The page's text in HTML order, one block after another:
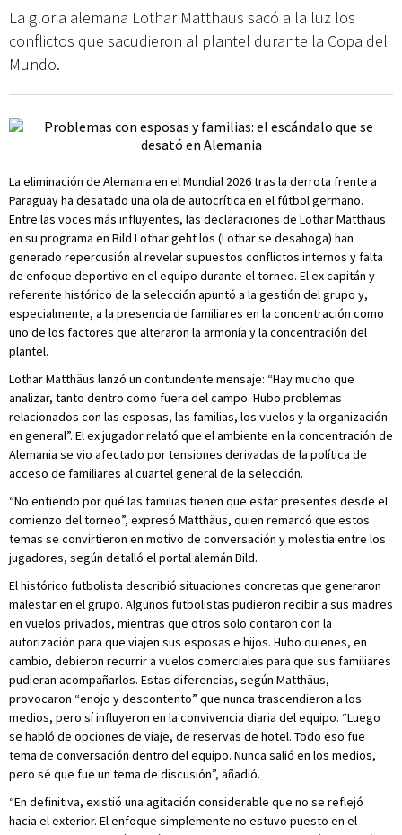
La gloria alemana Lothar Matthäus sacó a la luz los
conflictos que sacudieron al plantel durante la Copa del
Mundo.
La eliminación de Alemania en el Mundial 2026 tras la derrota frente a
Paraguay ha desatado una ola de autocrítica en el fútbol germano.
Entre las voces más influyentes, las declaraciones de Lothar Matthäus
en su programa en Bild Lothar geht los (Lothar se desahoga) han
generado repercusión al revelar supuestos conflictos internos y falta
de enfoque deportivo en el equipo durante el torneo. El ex capitán y
referente histórico de la selección apuntó a la gestión del grupo y,
especialmente, a la presencia de familiares en la concentración como
uno de los factores que alteraron la armonía y la concentración del
plantel.
Lothar Matthäus lanzó un contundente mensaje: “Hay mucho que
analizar, tanto dentro como fuera del campo. Hubo problemas
relacionados con las esposas, las familias, los vuelos y la organización
en general”. El ex jugador relató que el ambiente en la concentración de
Alemania se vio afectado por tensiones derivadas de la política de
acceso de familiares al cuartel general de la selección.
“No entiendo por qué las familias tienen que estar presentes desde el
comienzo del torneo”, expresó Matthäus, quien remarcó que estos
temas se convirtieron en motivo de conversación y molestia entre los
jugadores, según detalló el portal alemán Bild.
El histórico futbolista describió situaciones concretas que generaron
malestar en el grupo. Algunos futbolistas pudieron recibir a sus madres
en vuelos privados, mientras que otros solo contaron con la
autorización para que viajen sus esposas e hijos. Hubo quienes, en
cambio, debieron recurrir a vuelos comerciales para que sus familiares
pudieran acompañarlos. Estas diferencias, según Matthäus,
provocaron “enojo y descontento” que nunca trascendieron a los
medios, pero sí influyeron en la convivencia diaria del equipo. “Luego
se habló de opciones de viaje, de reservas de hotel. Todo eso fue
tema de conversación dentro del equipo. Nunca salió en los medios,
pero sé que fue un tema de discusión”, añadió.
“En definitiva, existió una agitación considerable que no se reflejó
hacia el exterior. El enfoque simplemente no estuvo puesto en el